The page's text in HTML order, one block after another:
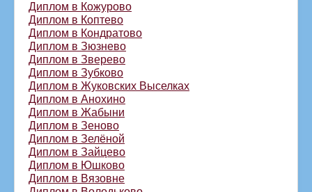
Диплом в Кожурово
Диплом в Коптево
Диплом в Кондратово
Диплом в Зюзнево
Диплом в Зверево
Диплом в Зубково
Диплом в Жуковских Выселках
Диплом в Анохино
Диплом в Жабыни
Диплом в Зеново
Диплом в Зелёной
Диплом в Зайцево
Диплом в Юшково
Диплом в Вязовне